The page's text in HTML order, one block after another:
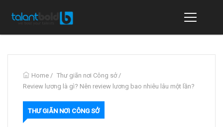
Home / Thư giãn nơi Công sở/
Review lương là gì? Nên review lương bao nhiêu lâu một lần?
THƯ GIÃN NƠI CÔNG SỞ